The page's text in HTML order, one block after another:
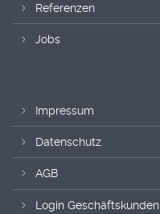
Referenzen
Jobs
Impressum
Datenschutz
AGB
Login Geschäftskunden